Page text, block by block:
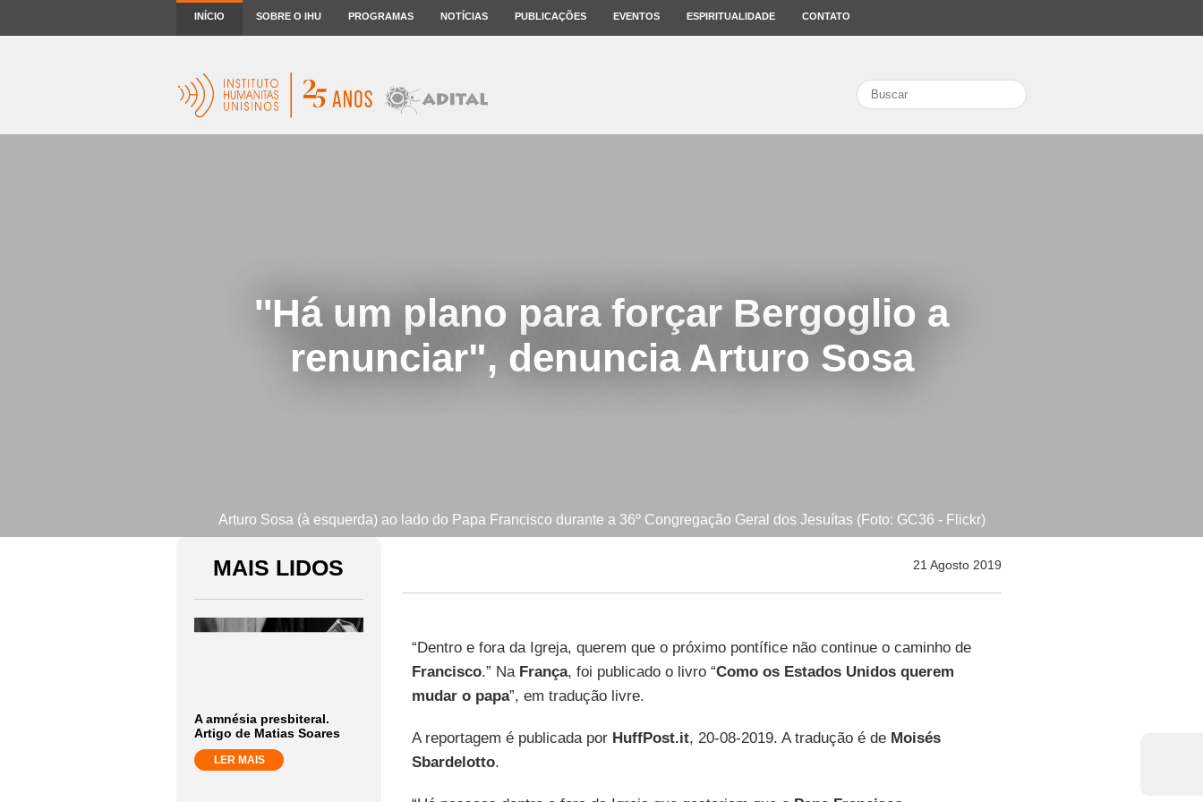
INÍCIO SOBRE O IHU PROGRAMAS NOTÍCIAS PUBLICAÇÕES EVENTOS ESPIRITUALIDADE CONTATO
''Há um plano para forçar Bergoglio a
renunciar", denuncia Arturo Sosa
Arturo Sosa (à esquerda) ao lado do Papa Francisco durante a 36º Congregação Geral dos Jesuítas (Foto: GC36 - Flickr)
MAIS LIDOS
A amnésia presbiteral.
Artigo de Matias Soares
LER MAIS
21 Agosto 2019
“Dentro e fora da Igreja, querem que o próximo pontífice não continue o caminho de
Francisco.” Na França, foi publicado o livro “Como os Estados Unidos querem
mudar o papa”, em tradução livre.
A reportagem é publicada por HuffPost.it, 20-08-2019. A tradução é de Moisés
Sbardelotto.